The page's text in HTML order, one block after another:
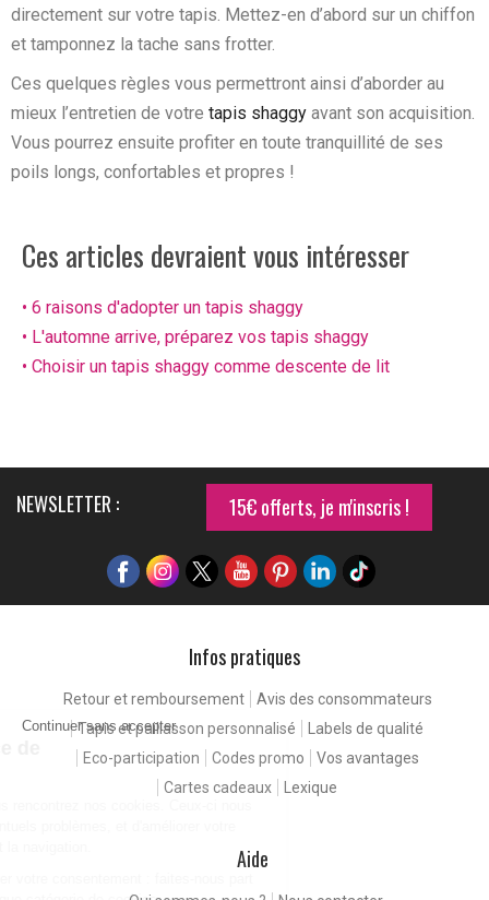
Continuer sans accepter
Pour une expérience de
meilleure qualité
expérience client en facilitant la navigation.
directement sur votre tapis. Mettez-en d’abord sur un chiffon
et tamponnez la tache sans frotter.
Ces quelques règles vous permettront ainsi d’aborder au
mieux l’entretien de votre tapis shaggy avant son acquisition.
Vous pourrez ensuite profiter en toute tranquillité de ses
poils longs, confortables et propres !
Ces articles devraient vous intéresser
• 6 raisons d'adopter un tapis shaggy
• L'automne arrive, préparez vos tapis shaggy
• Choisir un tapis shaggy comme descente de lit
NEWSLETTER : 15€ offerts, je m'inscris !
Infos pratiques
Retour et remboursement
Avis des consommateurs
Tapis et paillasson personnalisé
Labels de qualité
Eco-participation
Codes promo
Vos avantages
Cartes cadeaux
Lexique
Aide